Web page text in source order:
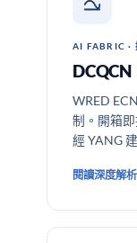
AI FABRIC ·
WRED
制。開箱
經 YANG
閱讀深度解